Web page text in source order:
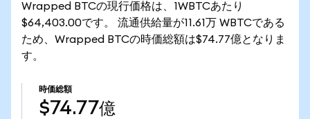
Wrapped BTCの現行価格は、1WBTCあたり
$64,403.00です。 流通供給量が11.61万 WBTCである
ため、Wrapped BTCの時価総額は$74.77億となりま
す。
時価総額
$74.77億